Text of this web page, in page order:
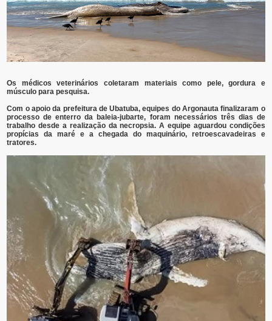
Os médicos veterinários coletaram materiais como pele, gordura e
músculo para pesquisa.
Com o apoio da prefeitura de Ubatuba, equipes do Argonauta finalizaram o
processo de enterro da baleia-jubarte, foram necessários três dias de
trabalho desde a realização da necropsia. A equipe aguardou condições
propícias da maré e a chegada do maquinário, retroescavadeiras e
tratores.